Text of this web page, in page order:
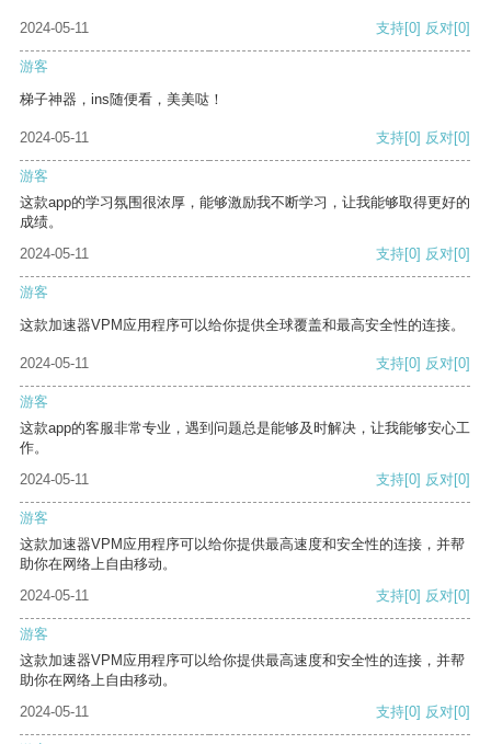
2024-05-11 支持[0] 反对[0]
游客
梯子神器，ins随便看，美美哒！
2024-05-11 支持[0] 反对[0]
游客
这款app的学习氛围很浓厚，能够激励我不断学习，让我能够取得更好的
成绩。
2024-05-11
支持[0] 反对[0]
游客
这款加速器VPM应用程序可以给你提供全球覆盖和最高安全性的连接。
2024-05-11 支持[0] 反对[0]
游客
这款app的客服非常专业，遇到问题总是能够及时解决，让我能够安心工
作。
2024-05-11
支持[0] 反对[0]
游客
这款加速器VPM应用程序可以给你提供最高速度和安全性的连接，并帮
助你在网络上自由移动。
2024-05-11
支持[0] 反对[0]
游客
这款加速器VPM应用程序可以给你提供最高速度和安全性的连接，并帮
助你在网络上自由移动。
2024-05-11
支持[0] 反对[0]